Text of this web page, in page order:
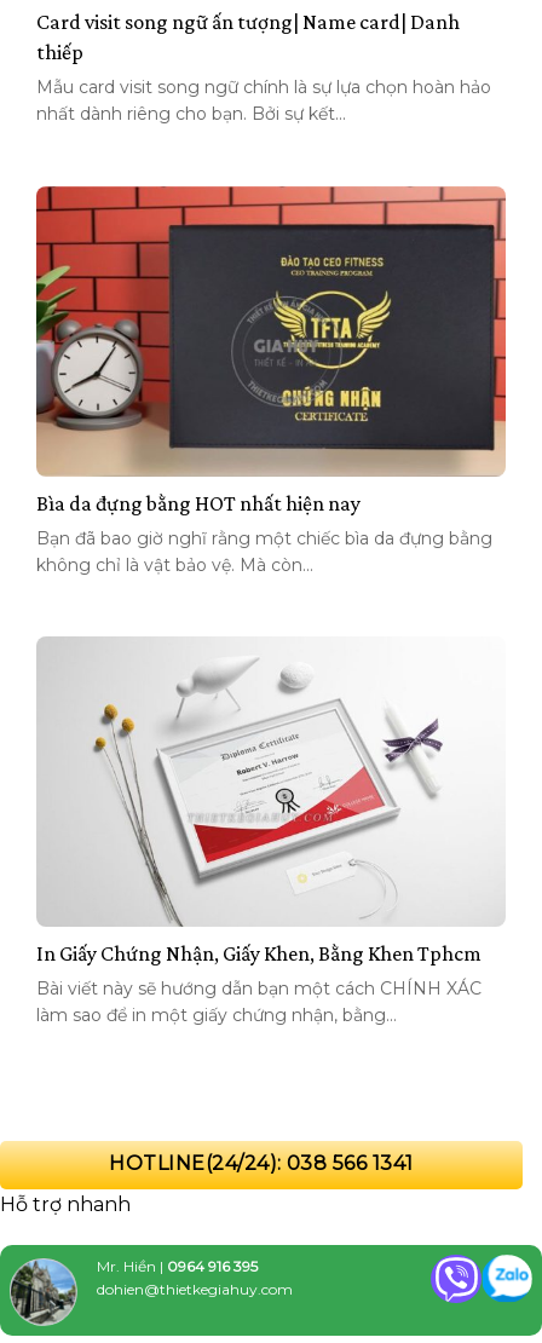
Card visit song ngữ ấn tượng| Name card| Danh
thiếp
Mẫu card visit song ngữ chính là sự lựa chọn hoàn hảo
nhất dành riêng cho bạn. Bởi sự kết...
Bìa da đựng bằng HOT nhất hiện nay
Bạn đã bao giờ nghĩ rằng một chiếc bìa da đựng bằng
không chỉ là vật bảo vệ. Mà còn...
In Giấy Chứng Nhận, Giấy Khen, Bằng Khen Tphcm
Bài viết này sẽ hướng dẫn bạn một cách CHÍNH XÁC
làm sao để in một giấy chứng nhận, bằng...
HOTLINE(24/24): 038 566 1341
Hỗ trợ nhanh
Mr. Hiền | 0964 916 395
dohien@thietkegiahuy.com